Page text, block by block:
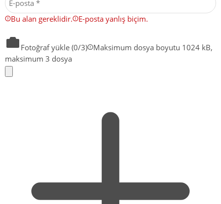
Bu alan gereklidir. E-posta yanlış biçim.
Fotoğraf yükle (0/3)
Maksimum dosya boyutu 1024 kB,
maksimum 3 dosya